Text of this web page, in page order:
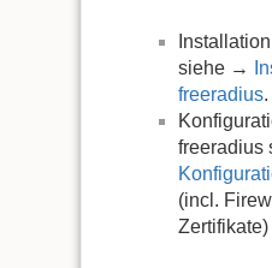
siehe →
freeradius.
freeradius
(incl.
Zertifikate)